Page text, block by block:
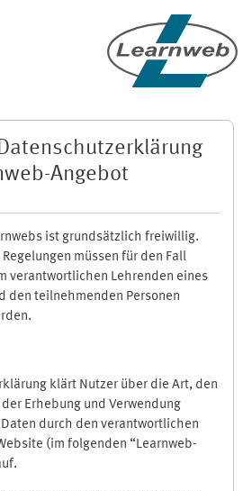
Angebot
ist grundsätzlich freiwillig.
müssen für den Fall
verantwortlichen Lehrenden eines
den teilnehmenden Personen
klärt Nutzer über die Art, den
Erhebung und Verwendung
durch den verantwortlichen
(im folgenden “Learnweb-